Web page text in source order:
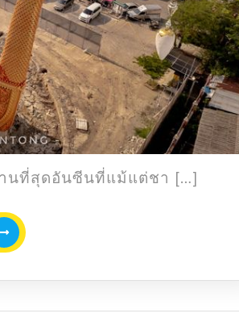
หลาย
คน
อาจ
จะ
ยัง
ไม่
เคย
เห็น
@นนทบุรี
นที่สุดอันซีนที่แม้แต่ชา […]
อ่าน
ต่อ